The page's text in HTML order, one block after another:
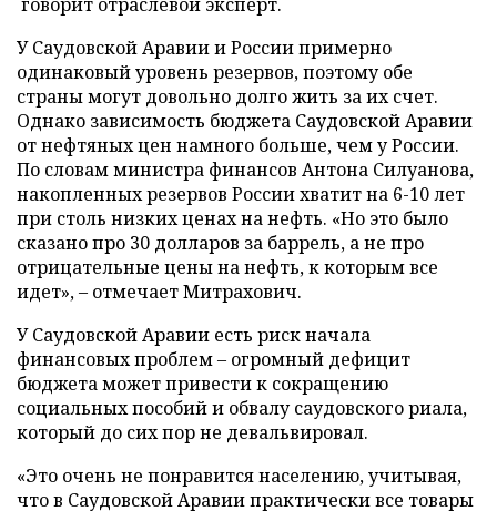
У Саудовской Аравии и России примерно
одинаковый уровень резервов, поэтому обе
страны могут довольно долго жить за их счет.
Однако зависимость бюджета Саудовской Аравии
от нефтяных цен намного больше, чем у России.
По словам министра финансов Антона Силуанова,
накопленных резервов России хватит на 6-10 лет
при столь низких ценах на нефть. «Но это было
сказано про 30 долларов за баррель, а не про
отрицательные цены на нефть, к которым все
идет», – отмечает Митрахович.
У Саудовской Аравии есть риск начала
финансовых проблем – огромный дефицит
бюджета может привести к сокращению
социальных пособий и обвалу саудовского риала,
который до сих пор не девальвировал.
«Это очень не понравится населению, учитывая,
что в Саудовской Аравии практически все товары